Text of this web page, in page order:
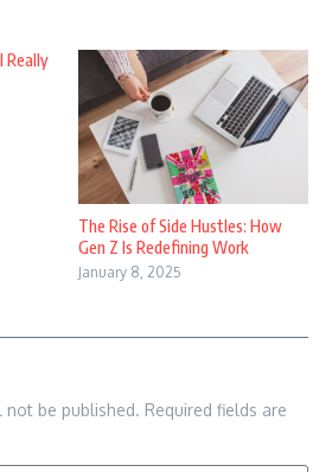
Really
The Rise of Side Hustles: How
Gen Z Is Redefining Work
January 8, 2025
not be published. Required fields are